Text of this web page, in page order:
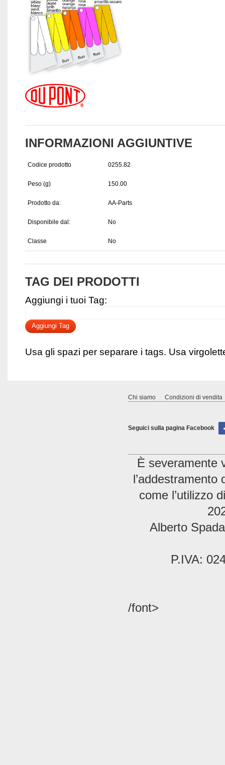
INFORMAZIONI AGGIUNTIVE
Codice prodotto 0255.82
Peso (g) 150.00
Prodotto da: AA-Parts
Disponibile dal: No
Classe No
TAG DEI PRODOTTI
Aggiungi i tuoi Tag:
Aggiungi Tag
Usa gli spazi per separare i tags. Usa
Chi siamo Condizioni di vendita
Seguici sulla pagina Facebook
È severamente
come l’utilizzo
Alberto
P.IVA:
/font>